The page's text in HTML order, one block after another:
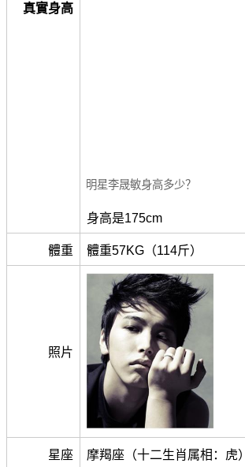
真實身高
明星李晟敏身高多少？
身高是175cm
體重 體重57KG（114斤）
照片
星座 摩羯座（十二生肖属相：虎）